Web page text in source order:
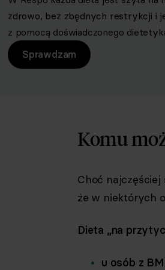
zdrowo, bez zbędnych restrykcji i
z pomocą doświadczonego
Sprawdzam
Komu
Choć najczęściej
że w niektórych
Dieta „na
u osób z